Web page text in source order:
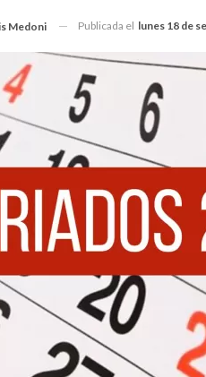
Medoni Publicada el lunes 18 de